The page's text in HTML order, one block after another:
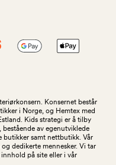
Konsernet består
i Norge, og Hemtex med
Kids strategi er å tilby
av egenutviklede
butikker samt nettbutikk. Vår
dedikerte mennesker. Vi tar
på site eller i vår